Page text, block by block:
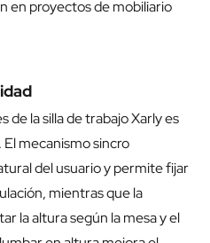
en proyectos de mobiliario
de la silla de trabajo Xarly es
mecanismo sincro
del usuario y permite fijar
mientras que la
la altura según la mesa y el